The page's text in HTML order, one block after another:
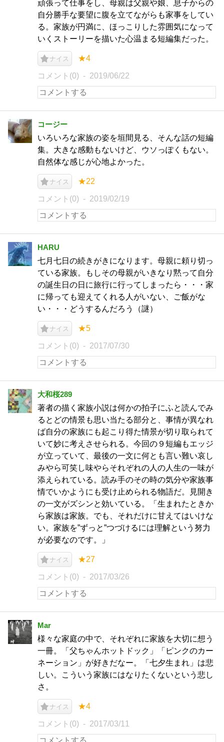
頑張って仕事をし、母親は父親や娘、息子からの
自分勝手な要望に腹を立てながらも家事をしてい
る。家族が円満に、ほっこりした雰囲気になって
いくストーリーを描いた心温まる短編集だった。
ナイス ★4
コメント(0) 2019/06/22
コージー
いろいろな家族の姿を垣間見る、そんな話の短編
集。大きな感動もないけど、ウソっぽくもない。
自然体な感じが心地よかった。
ナイス ★22
コメント(0) 2019/02/19
HARU
七月七日の続きがきになります。母親に頼り切っ
ている家族。もしその母親がいきなり黙って自分
の誕生日の日に旅行に行ってしまったら・・・家
に帰っても迎えてくれる人がいない、ご飯がな
い・・・どうするんだろう（謎）
ナイス ★5
コメント(0) 2017/07/30
大和桜289
著者の描く家族小説は何かの拍子にふと読んでみ
るとどの情景も思い当たる部分と、事情が異なれ
ば自分の家族にも起こり得た情景が切り取られて
いて妙に考えさせられる。今回の９短編もエッジ
が立っていて、最後の一文に何とも言い難い哀し
みやら可笑し味やらそれぞれの人の人生の一味が
添えられている。読み手のその時の気分や家族事
情でいかようにも受け止められる物語だ。見開き
の一文がズシンと効いている。「生まれたときか
ら家族は家族。でも、それだけに甘えてはいけな
い。家族を”ずっと”つづけるには理解という努力
が必要なのです。」
ナイス ★27
コメント(0) 2017/03/26
Mar
様々な家庭の中で、それぞれに家族を大切に想う
一冊。「父ちゃんホットドック」「ピンクのカー
ネーション」が好きだなー。「七夕生まれ」は悲
しい。こういう家族にはなりたくないという悲し
さ。
ナイス ★4
コメント(0) 2017/03/11